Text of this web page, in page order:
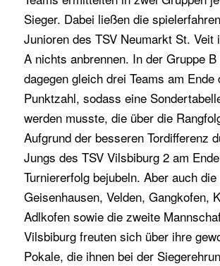
Sieger. Dabei ließen die
Junioren des TSV Neumarkt St. Veit
A nichts anbrennen. In der Gruppe B
dagegen gleich drei Teams am Ende
Punktzahl, sodass eine
werden musste, die über die
Aufgrund der besseren Tordifferenz
Jungs des TSV Vilsbiburg 2 am
Turniererfolg bejubeln. Aber auch
Geisenhausen, Velden, Gangkofen,
Adlkofen sowie die zweite
Vilsbiburg freuten sich über ihre
Pokale, die ihnen bei der